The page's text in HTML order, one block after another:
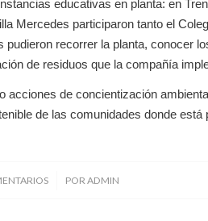
educativas en planta: en
Mercedes participaron tanto el
recorrer la planta, conocer
de residuos que la compañía
de concientización
de las comunidades donde está
/ PORADMIN